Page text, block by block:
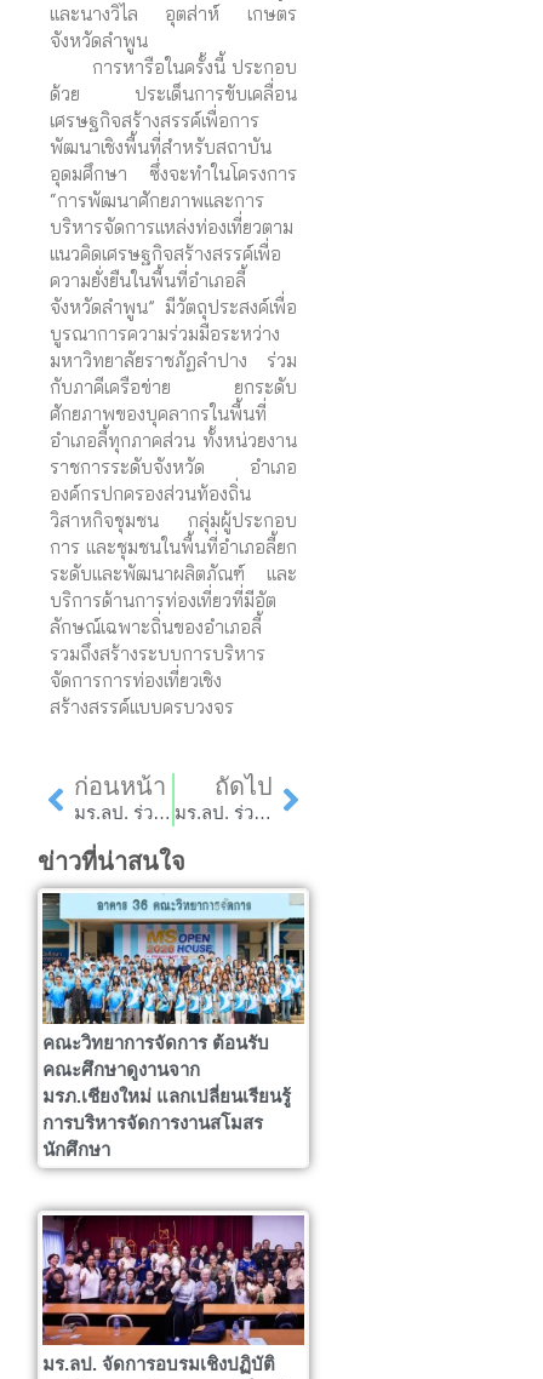
และนางวิไล อุตส่าห์ เกษตร
จังหวัดลำพูน
การหารือในครั้งนี้ ประกอบ
ด้วย ประเด็นการขับเคลื่อน
เศรษฐกิจสร้างสรรค์เพื่อการ
พัฒนาเชิงพื้นที่สำหรับสถาบัน
อุดมศึกษา ซึ่งจะทำในโครงการ
“การพัฒนาศักยภาพและการ
บริหารจัดการแหล่งท่องเที่ยวตาม
แนวคิดเศรษฐกิจสร้างสรรค์เพื่อ
ความยั่งยืนในพื้นที่อำเภอลี้
จังหวัดลำพูน” มีวัตถุประสงค์เพื่อ
บูรณาการความร่วมมือระหว่าง
มหาวิทยาลัยราชภัฏลำปาง ร่วม
กับภาคีเครือข่าย ยกระดับ
ศักยภาพของบุคลากรในพื้นที่
อำเภอลี้ทุกภาคส่วน ทั้งหน่วยงาน
ราชการระดับจังหวัด อำเภอ
องค์กรปกครองส่วนท้องถิ่น
วิสาหกิจชุมชน กลุ่มผู้ประกอบ
การ และชุมชนในพื้นที่อำเภอลี้ยก
ระดับและพัฒนาผลิตภัณฑ์ และ
บริการด้านการท่องเที่ยวที่มีอัต
ลักษณ์เฉพาะถิ่นของอำเภอลี้
รวมถึงสร้างระบบการบริหาร
จัดการการท่องเที่ยวเชิง
สร้างสรรค์แบบครบวงจร
Prev
ก่อนหน้า
มร.ลป. ร่วมพิธีเนื่องในวันพระบาทสมเด็จพระพุทธยอดฟ้าจุฬาโลกมหาราช และวันที่ระลึกมหาจักรีบรมราชวงศ์
ถัดไป
มร.ลป. ร่วมกับคณะวิทยาการจัดการ เป็นเจ้าภาพสวดพระอภิธรรม คุณพ่อของอาจารย์ศรัณยา สินพาณี อาจารย์สังกัดสาขาวิชาการจัดการธุรกิจดิจิทัล คณะวิทยาการจัดการ
Next
ข่าวที่น่าสนใจ
คณะวิทยาการจัดการ ต้อนรับ
คณะศึกษาดูงานจาก
มรภ.เชียงใหม่ แลกเปลี่ยนเรียนรู้
การบริหารจัดการงานสโมสร
นักศึกษา
มร.ลป. จัดการอบรมเชิงปฏิบัติ